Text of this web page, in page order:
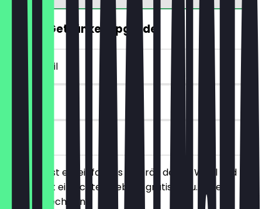
GRATIS Getränke-Upgrade
~4 £ Vorteil
30 Tage
vor Ort
Du bestellst ein einfaches Gebräu deiner Wahl und
bekommst ein echtes Gebräu gratis dazu. (Tees
können wechseln)